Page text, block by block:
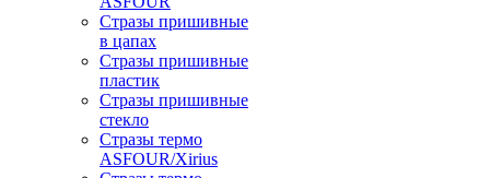
Стразы пришивные
в цапах
Стразы пришивные
пластик
Стразы пришивные
стекло
Стразы термо
ASFOUR/Xirius